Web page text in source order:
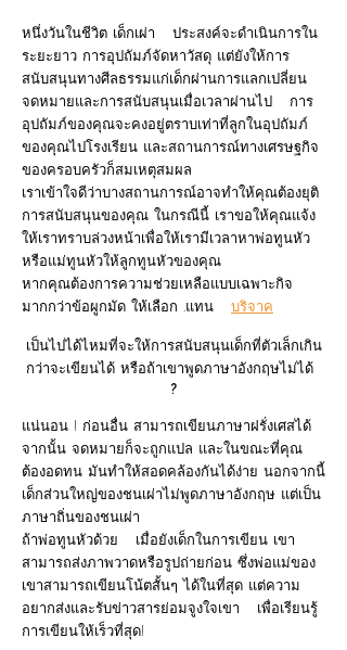
หนึ่งวันในชีวิต เด็กเผ่า
ประสงค์จะดำเนินการใน
ระยะยาว การอุปถัมภ์จัดหาวัสดุ แต่ยังให้การ
สนับสนุนทางศีลธรรมแก่เด็กผ่านการแลกเปลี่ยน
จดหมายและการสนับสนุนเมื่อเวลาผ่านไป
การ
อุปถัมภ์ของคุณจะคงอยู่ตราบเท่าที่ลูกในอุปถัมภ์
ของคุณไปโรงเรียน และสถานการณ์ทางเศรษฐกิจ
ของครอบครัวก็สมเหตุสมผล
เราเข้าใจดีว่าบางสถานการณ์อาจทำให้คุณต้องยุติ
การสนับสนุนของคุณ ในกรณีนี้ เราขอให้คุณแจ้ง
ให้เราทราบล่วงหน้าเพื่อให้เรามีเวลาหาพ่อทูนหัว
หรือแม่ทูนหัวให้ลูกทูนหัวของคุณ
หากคุณต้องการความช่วยเหลือแบบเฉพาะกิจ
มากกว่าข้อผูกมัด ให้เลือก .แทน
บริจาค
เป็นไปได้ไหมที่จะให้การสนับสนุนเด็กที่ตัวเล็กเกิน
กว่าจะเขียนได้ หรือถ้าเขาพูดภาษาอังกฤษไม่ได้
?
แน่นอน ! ก่อนอื่น สามารถเขียนภาษาฝรั่งเศสได้
จากนั้น จดหมายก็จะถูกแปล และในขณะที่คุณ
ต้องอดทน มันทำให้สอดคล้องกันได้ง่าย นอกจากนี้
เด็กส่วนใหญ่ของชนเผ่าไม่พูดภาษาอังกฤษ แต่เป็น
ภาษาถิ่นของชนเผ่า
ถ้าพ่อทูนหัวด้วย
เมื่อยังเด็กในการเขียน เขา
สามารถส่งภาพวาดหรือรูปถ่ายก่อน ซึ่งพ่อแม่ของ
เขาสามารถเขียนโน้ตสั้นๆ ได้ในที่สุด แต่ความ
อยากส่งและรับข่าวสารย่อมจูงใจเขา
เพื่อเรียนรู้
การเขียนให้เร็วที่สุด!